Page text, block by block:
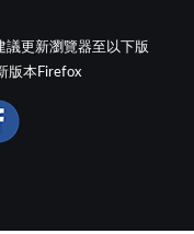
議更新瀏覽器至以下版
版本Firefox